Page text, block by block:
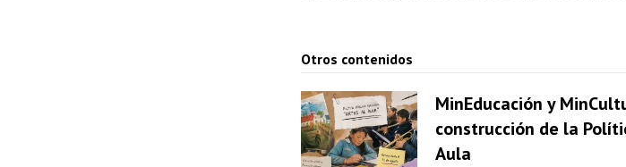
Otros contenidos
MinEducación y
construcción de la
Aula